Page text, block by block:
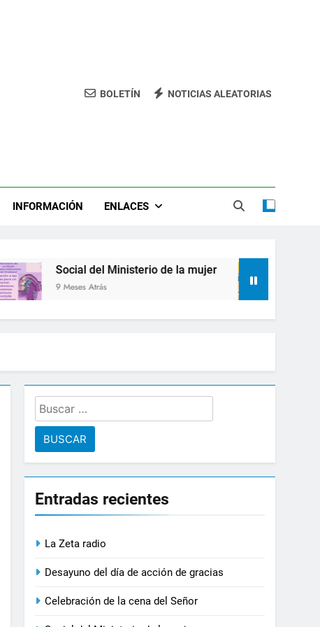
BOLETÍN NOTICIAS ALEATORIAS
INFORMACIÓN ENLACES
Social del Ministerio de la mujer
9 Meses Atrás
Buscar:
Entradas recientes
La Zeta radio
Desayuno del día de acción de gracias
Celebración de la cena del Señor